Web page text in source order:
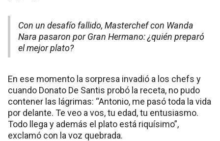
Con un desafío fallido, Masterchef con Wanda
Nara pasaron por Gran Hermano: ¿quién preparó
el mejor plato?
En ese momento la sorpresa invadió a los chefs y
cuando Donato De Santis probó la receta, no pudo
contener las lágrimas: “Antonio, me pasó toda la vida
por delante. Te veo a vos, tu edad, tu entusiasmo.
Todo llega y además el plato está riquísimo”,
exclamó con la voz quebrada.